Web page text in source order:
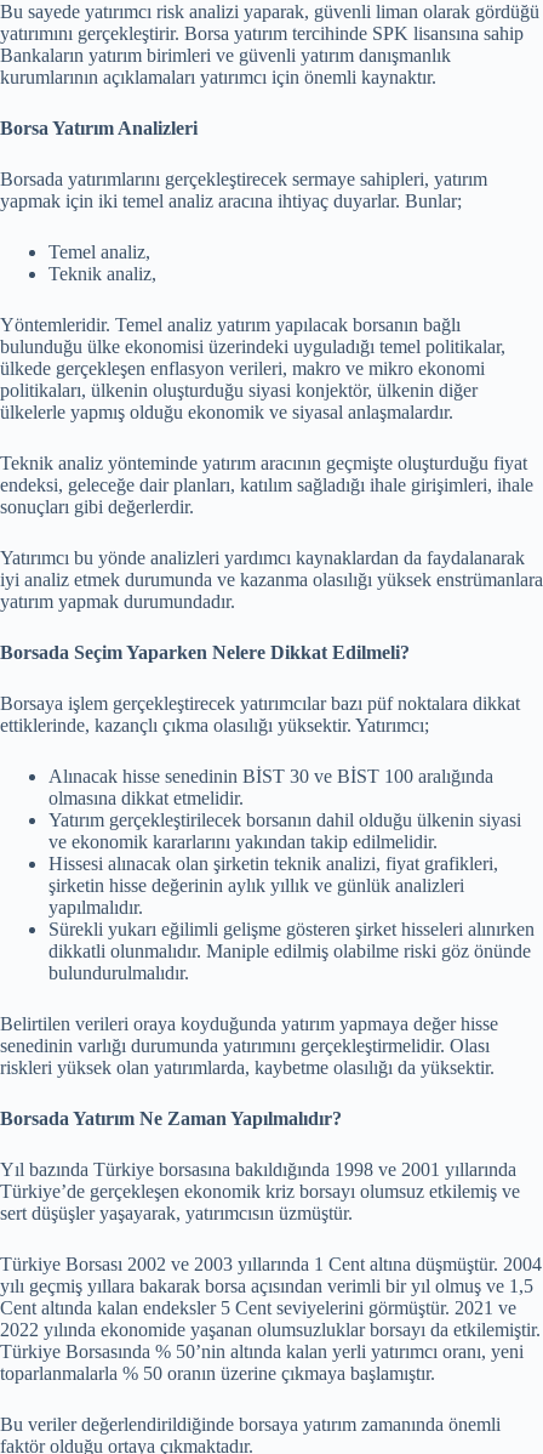
Bu sayede yatırımcı risk analizi yaparak, güvenli liman olarak gördüğü
yatırımını gerçekleştirir. Borsa yatırım tercihinde SPK lisansına sahip
Bankaların yatırım birimleri ve güvenli yatırım danışmanlık
kurumlarının açıklamaları yatırımcı için önemli kaynaktır.
Borsa Yatırım Analizleri
Borsada yatırımlarını gerçekleştirecek sermaye sahipleri, yatırım
yapmak için iki temel analiz aracına ihtiyaç duyarlar. Bunlar;
Temel analiz,
Teknik analiz,
Yöntemleridir. Temel analiz yatırım yapılacak borsanın bağlı
bulunduğu ülke ekonomisi üzerindeki uyguladığı temel politikalar,
ülkede gerçekleşen enflasyon verileri, makro ve mikro ekonomi
politikaları, ülkenin oluşturduğu siyasi konjektör, ülkenin diğer
ülkelerle yapmış olduğu ekonomik ve siyasal anlaşmalardır.
Teknik analiz yönteminde yatırım aracının geçmişte oluşturduğu fiyat
endeksi, geleceğe dair planları, katılım sağladığı ihale girişimleri, ihale
sonuçları gibi değerlerdir.
Yatırımcı bu yönde analizleri yardımcı kaynaklardan da faydalanarak
iyi analiz etmek durumunda ve kazanma olasılığı yüksek enstrümanlara
yatırım yapmak durumundadır.
Borsada Seçim Yaparken Nelere Dikkat Edilmeli?
Borsaya işlem gerçekleştirecek yatırımcılar bazı püf noktalara dikkat
ettiklerinde, kazançlı çıkma olasılığı yüksektir. Yatırımcı;
Alınacak hisse senedinin BİST 30 ve BİST 100 aralığında
olmasına dikkat etmelidir.
Yatırım gerçekleştirilecek borsanın dahil olduğu ülkenin siyasi
ve ekonomik kararlarını yakından takip edilmelidir.
Hissesi alınacak olan şirketin teknik analizi, fiyat grafikleri,
şirketin hisse değerinin aylık yıllık ve günlük analizleri
yapılmalıdır.
Sürekli yukarı eğilimli gelişme gösteren şirket hisseleri alınırken
dikkatli olunmalıdır. Maniple edilmiş olabilme riski göz önünde
bulundurulmalıdır.
Belirtilen verileri oraya koyduğunda yatırım yapmaya değer hisse
senedinin varlığı durumunda yatırımını gerçekleştirmelidir. Olası
riskleri yüksek olan yatırımlarda, kaybetme olasılığı da yüksektir.
Borsada Yatırım Ne Zaman Yapılmalıdır?
Yıl bazında Türkiye borsasına bakıldığında 1998 ve 2001 yıllarında
Türkiye’de gerçekleşen ekonomik kriz borsayı olumsuz etkilemiş ve
sert düşüşler yaşayarak, yatırımcısın üzmüştür.
Türkiye Borsası 2002 ve 2003 yıllarında 1 Cent altına düşmüştür. 2004
yılı geçmiş yıllara bakarak borsa açısından verimli bir yıl olmuş ve 1,5
Cent altında kalan endeksler 5 Cent seviyelerini görmüştür. 2021 ve
2022 yılında ekonomide yaşanan olumsuzluklar borsayı da etkilemiştir.
Türkiye Borsasında % 50’nin altında kalan yerli yatırımcı oranı, yeni
toparlanmalarla % 50 oranın üzerine çıkmaya başlamıştır.
Bu veriler değerlendirildiğinde borsaya yatırım zamanında önemli
faktör olduğu ortaya çıkmaktadır.